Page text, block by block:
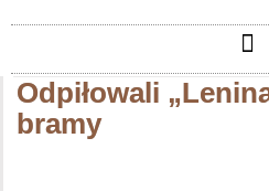
Odpiłowali
bramy